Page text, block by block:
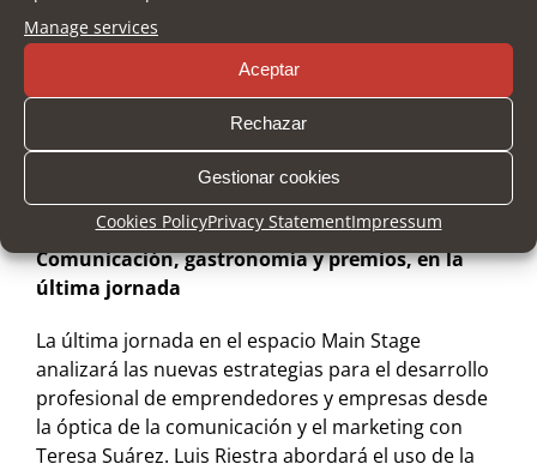
Manage services
Aceptar
Rechazar
Gestionar cookies
Cookies PolicyPrivacy StatementImpressum
desde soluciones para el ahorro y la eficiencia
energética, hasta herramientas para mejorar la
experiencia de usuarios en hoteles y restaurantes.
Las empresas están realizando demostraciones y
presentando accesorios de cocina sostenible,
mobiliario, menaje, maquinaria y tecnología para la
actualización de los establecimientos.
Comunicación, gastronomía y premios, en la
última jornada
La última jornada en el espacio Main Stage
analizará las nuevas estrategias para el desarrollo
profesional de emprendedores y empresas desde
la óptica de la comunicación y el marketing con
Teresa Suárez. Luis Riestra abordará el uso de la